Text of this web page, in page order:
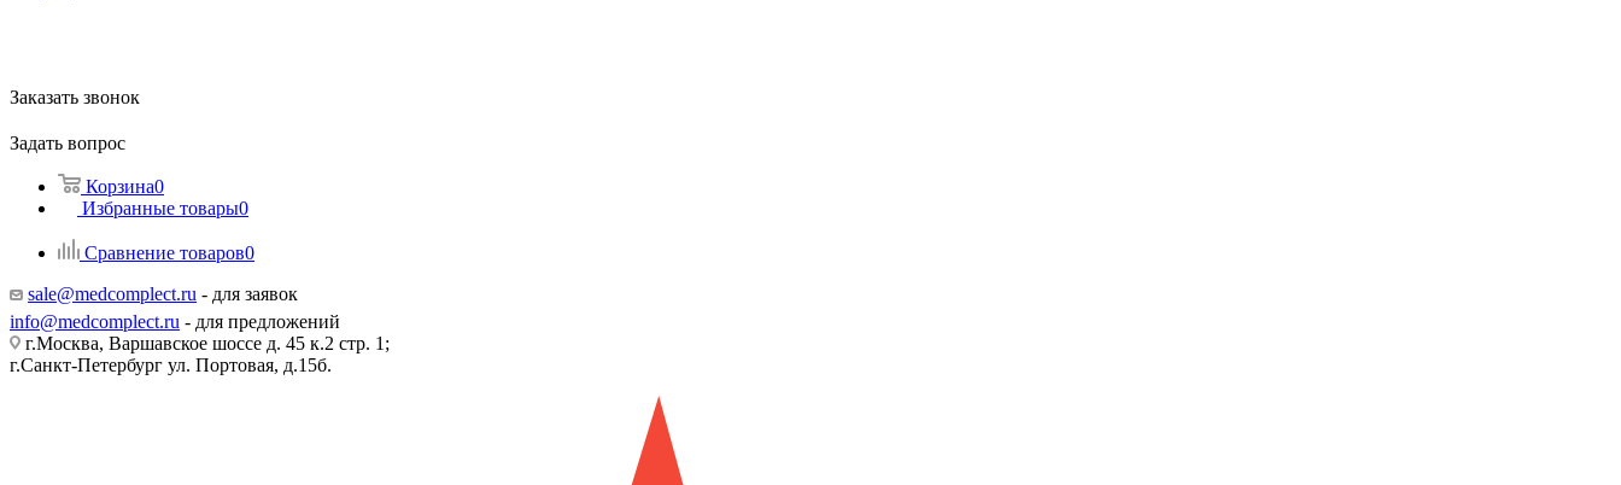
Заказать звонок
Задать вопрос
Корзина0
Избранные товары0
Сравнение товаров0
sale@medcomplect.ru - для заявок
info@medcomplect.ru - для предложений
г.Москва, Варшавское шоссе д. 45 к.2 стр. 1;
г.Санкт-Петербург ул. Портовая, д.15б.